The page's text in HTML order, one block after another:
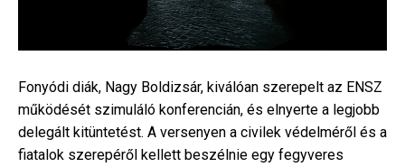
Fonyódi diák, Nagy Boldizsár, kiválóan szerepelt az ENSZ
működését szimuláló konferencián, és elnyerte a legjobb
delegált kitüntetést. A versenyen a civilek védelméről és a
fiatalok szerepéről kellett beszélnie egy fegyveres